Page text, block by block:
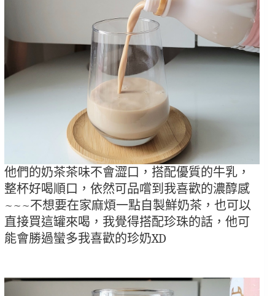
他們的奶茶茶味不會澀口，搭配優質的牛乳，
整杯好喝順口，依然可品嚐到我喜歡的濃醇感
~~~不想要在家麻煩一點自製鮮奶茶，也可以
直接買這罐來喝，我覺得搭配珍珠的話，他可
能會勝過蠻多我喜歡的珍奶XD